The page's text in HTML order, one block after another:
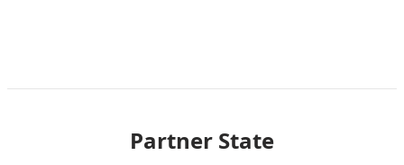
Partner State